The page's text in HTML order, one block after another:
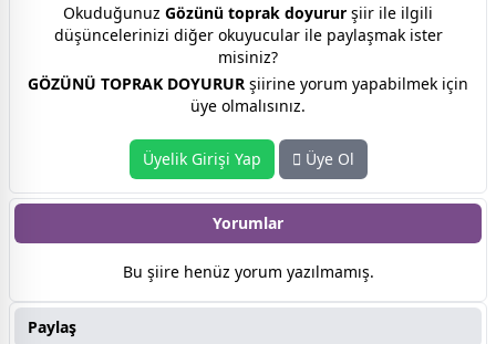
Okuduğunuz Gözünü toprak doyurur şiir ile ilgili
düşüncelerinizi diğer okuyucular ile paylaşmak ister
misiniz?
GÖZÜNÜ TOPRAK DOYURUR şiirine yorum yapabilmek için
üye olmalısınız.
Üyelik Girişi Yap Üye Ol
Yorumlar
Bu şiire henüz yorum yazılmamış.
Paylaş